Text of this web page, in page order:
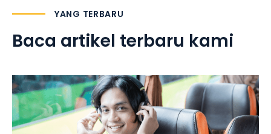
YANG TERBARU
Baca artikel terbaru kami